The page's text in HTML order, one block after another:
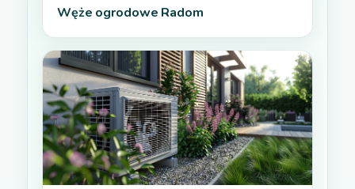
Węże ogrodowe Radom